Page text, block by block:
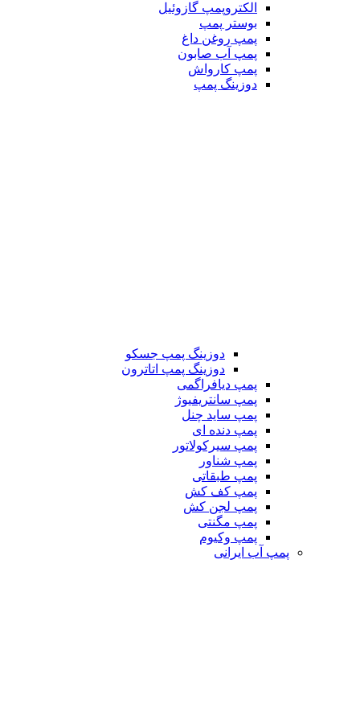
الکتروپمپ گازوئیل
بوستر پمپ
پمپ روغن داغ
پمپ آب صابون
پمپ کارواش
دوزینگ پمپ
دوزینگ پمپ جسکو
دوزینگ پمپ اتاترون
پمپ دیافراگمی
پمپ سانتریفیوژ
پمپ ساید چنل
پمپ دنده ای
پمپ سیرکولاتور
پمپ شناور
پمپ طبقاتی
پمپ کف کش
پمپ لجن کش
پمپ مگنتی
پمپ وکیوم
پمپ آب ایرانی